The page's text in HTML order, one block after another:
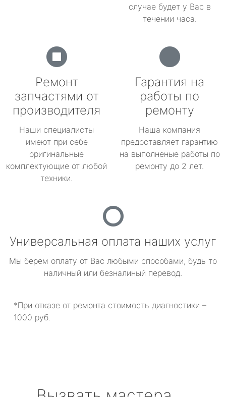
случае будет у Вас в
течении часа.
Ремонт
запчастями от
производителя
Наши специалисты
имеют при себе
оригинальные
комплектующие от любой
техники.
Гарантия на
работы по
ремонту
Наша компания
предоставляет гарантию
на выполненые работы по
ремонту до 2 лет.
Универсальная оплата наших услуг
Мы берем оплату от Вас любыми способами, будь то
наличный или безналиный перевод.
*При отказе от ремонта стоимость диагностики –
1000 руб.